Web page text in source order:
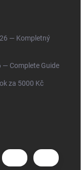
— Kompletný
— Complete Guide
za 5000 Kč